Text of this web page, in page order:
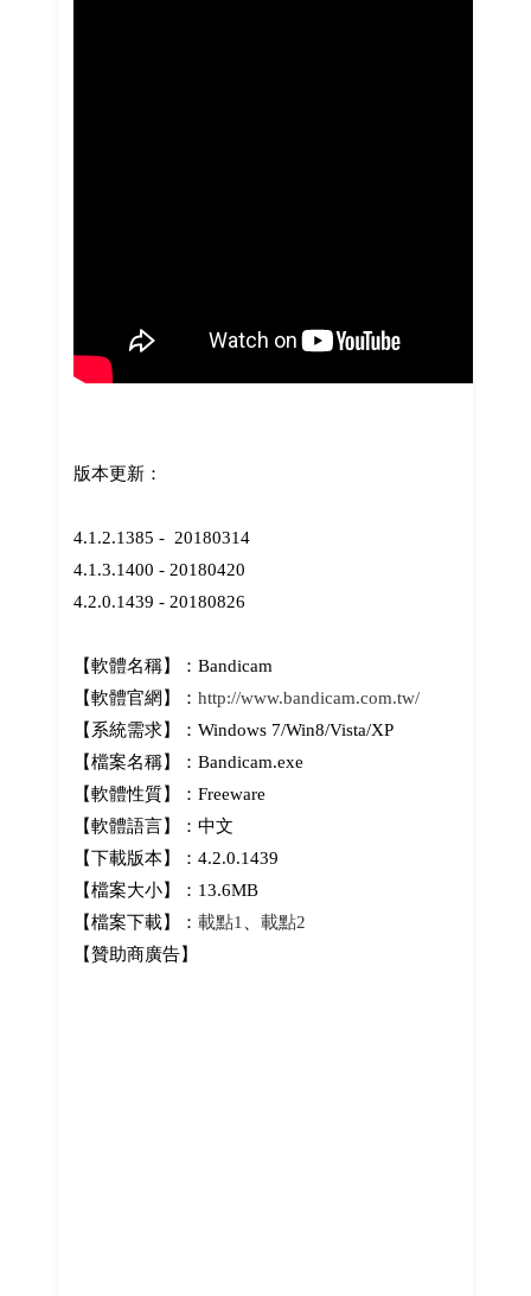
版本更新：
4.1.2.1385 - 20180314
4.1.3.1400 - 20180420
4.2.0.1439 - 20180826
【軟體名稱】：Bandicam
【軟體官網】： http://www.bandicam.com.tw/
【系統需求】：Windows 7/Win8/Vista/XP
【檔案名稱】：Bandicam.exe
【軟體性質】：Freeware
【軟體語言】：中文
【下載版本】：4.2.0.1439
【檔案大小】：13.6MB
【檔案下載】： 載點1、 載點2
【贊助商廣告】